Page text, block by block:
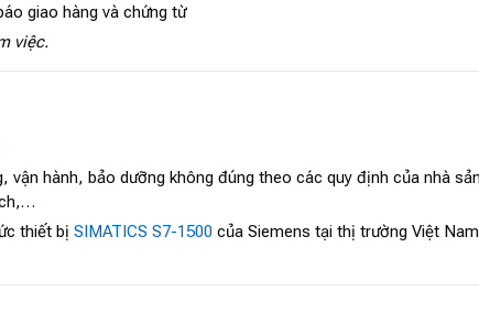
giao hàng và chứng từ
việc.
hành, bảo dưỡng không đúng theo các quy định của nhà
thiết bị SIMATICS S7-1500 của Siemens tại thị trường Việt